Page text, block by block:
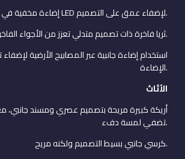
إضاءة مخفية في السقف بتقنية LED لإضفاء عمق على التصميم.
ثريا فاخرة ذات تصميم متدلي تعزز من الأجواء الفاخرة.
استخدام إضاءة جانبية عبر المصابيح الأرضية
الإضاءة.
الأثاث
أريكة كبيرة مريحة بتصميم عصري ومسند جانبي،
تضفي لمسة دفء.
كرسي جانبي بسيط التصميم ولكنه مريح.